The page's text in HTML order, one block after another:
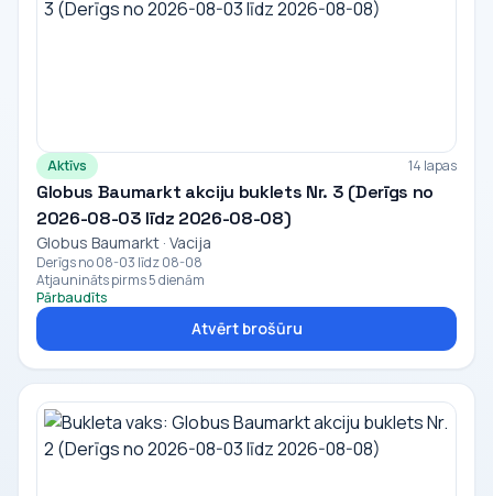
Aktīvs 14 lapas
Globus Baumarkt akciju buklets Nr. 3 (Derīgs no
2026-08-03 līdz 2026-08-08)
Globus Baumarkt · Vacija
Derīgs no 08-03 līdz 08-08
Atjaunināts pirms 5 dienām
Pārbaudīts
Atvērt brošūru